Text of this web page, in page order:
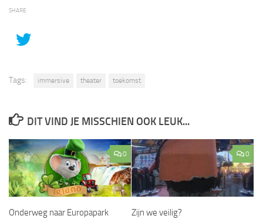
SHARE
Tags: immersive theater toekomst
DIT VIND JE MISSCHIEN OOK LEUK...
0
Onderweg naar Europapark
0
Zijn we veilig?